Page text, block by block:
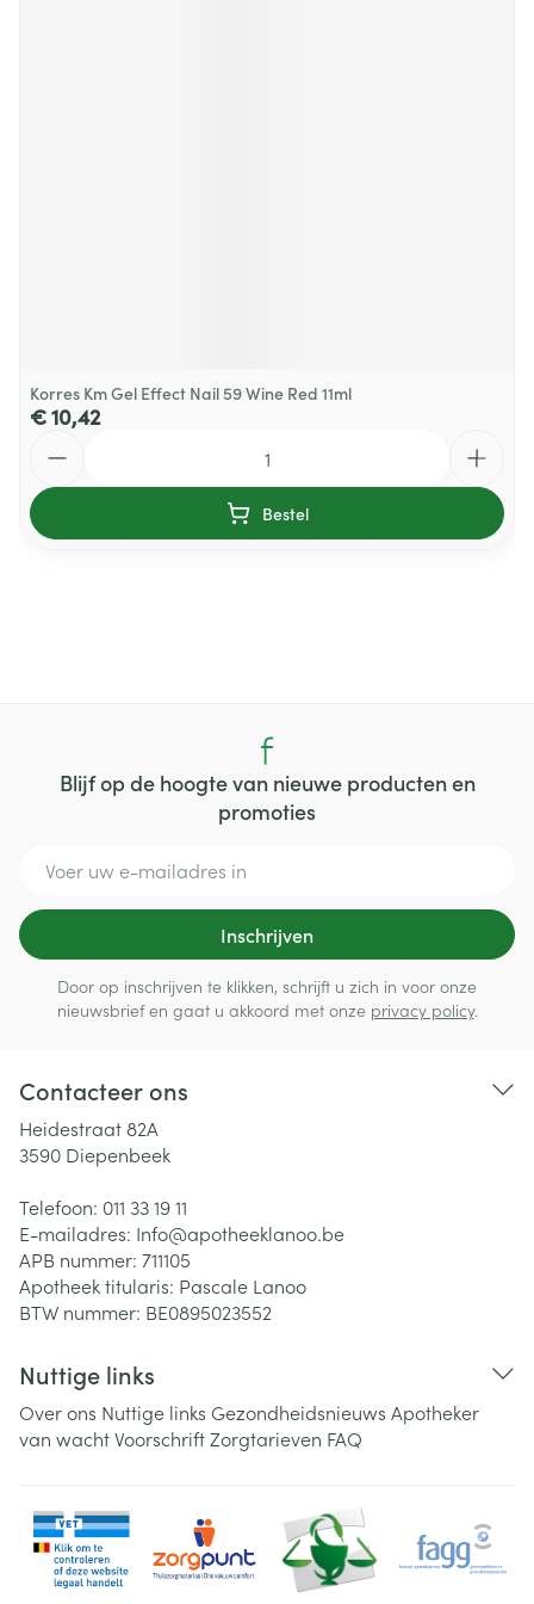
Korres Km Gel Effect Nail 59 Wine Red 11ml
€ 10,42
Bestel
Blijf op de hoogte van nieuwe producten en
promoties
Inschrijven
Door op inschrijven te klikken, schrijft u zich in voor onze
nieuwsbrief en gaat u akkoord met onze privacy policy.
Contacteer ons
Heidestraat 82A
3590 Diepenbeek
Telefoon: 011 33 19 11
E-mailadres: Info@apotheeklanoo.be
APB nummer: 711105
Apotheek titularis: Pascale Lanoo
BTW nummer: BE0895023552
Nuttige links
Over ons Nuttige links Gezondheidsnieuws Apotheker
van wachtVoorschriftZorgtarieven FAQ